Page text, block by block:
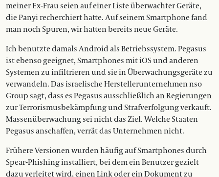
meiner Ex-Frau seien auf einer Liste überwachter Geräte,
die Panyi recherchiert hatte. Auf seinem Smartphone fand
man noch Spuren, wir hatten bereits neue Geräte.
Ich benutzte damals ­Android als Betriebssystem. Pegasus
ist ebenso geeignet, Smartphones mit iOS und anderen
Systemen zu infiltrieren und sie in Überwachungsgeräte zu
verwandeln. Das israelische Herstellerunternehmen nso
Group sagt, dass es Pegasus ausschließlich an Regierungen
zur Terrorismusbekämpfung und Strafverfolgung verkauft.
Massenüberwachung sei nicht das Ziel. Welche Staaten
Pegasus anschaffen, verrät das Unternehmen nicht.
Frühere Versionen wurden häufig auf Smartphones durch
Spear-Phishing installiert, bei dem ein Benutzer gezielt
dazu verleitet wird, einen Link oder ein Dokument zu